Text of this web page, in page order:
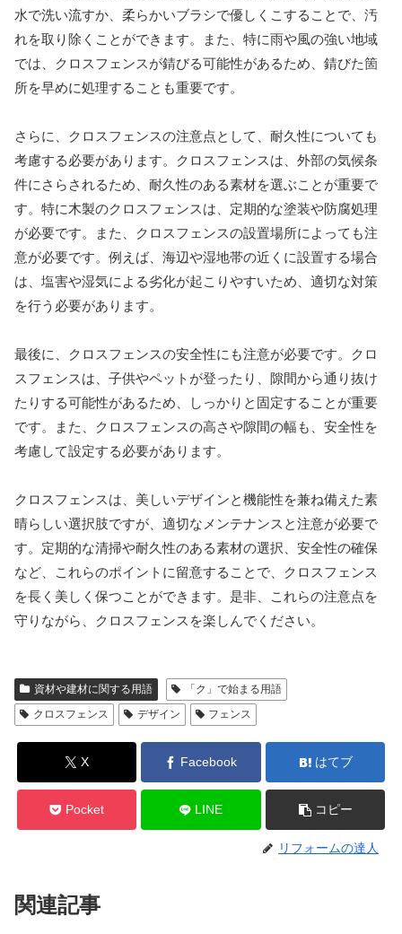
水で洗い流すか、柔らかいブラシで優しくこすることで、汚
れを取り除くことができます。また、特に雨や風の強い地域
では、クロスフェンスが錆びる可能性があるため、錆びた箇
所を早めに処理することも重要です。
さらに、クロスフェンスの注意点として、耐久性についても
考慮する必要があります。クロスフェンスは、外部の気候条
件にさらされるため、耐久性のある素材を選ぶことが重要で
す。特に木製のクロスフェンスは、定期的な塗装や防腐処理
が必要です。また、クロスフェンスの設置場所によっても注
意が必要です。例えば、海辺や湿地帯の近くに設置する場合
は、塩害や湿気による劣化が起こりやすいため、適切な対策
を行う必要があります。
最後に、クロスフェンスの安全性にも注意が必要です。クロ
スフェンスは、子供やペットが登ったり、隙間から通り抜け
たりする可能性があるため、しっかりと固定することが重要
です。また、クロスフェンスの高さや隙間の幅も、安全性を
考慮して設定する必要があります。
クロスフェンスは、美しいデザインと機能性を兼ね備えた素
晴らしい選択肢ですが、適切なメンテナンスと注意が必要で
す。定期的な清掃や耐久性のある素材の選択、安全性の確保
など、これらのポイントに留意することで、クロスフェンス
を長く美しく保つことができます。是非、これらの注意点を
守りながら、クロスフェンスを楽しんでください。
資材や建材に関する用語
「ク」で始まる用語
クロスフェンス
デザイン フェンス
X Facebook はてブ
Pocket LINE コピー
リフォームの達人
関連記事